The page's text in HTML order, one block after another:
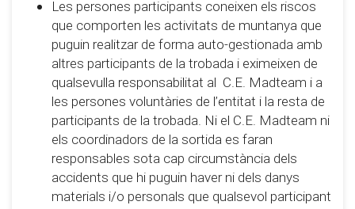
Les persones participants coneixen els riscos
que comporten les activitats de muntanya que
puguin realitzar de forma auto-gestionada amb
altres participants de la trobada i eximeixen de
qualsevulla responsabilitat al C.E. Madteam i a
les persones voluntàries de l’entitat i la resta de
participants de la trobada. Ni el C.E. Madteam ni
els coordinadors de la sortida es faran
responsables sota cap circumstància dels
accidents que hi puguin haver ni dels danys
materials i/o personals que qualsevol participant